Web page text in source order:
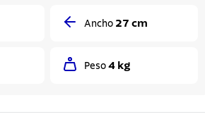
Ancho 27 cm
Peso 4 kg